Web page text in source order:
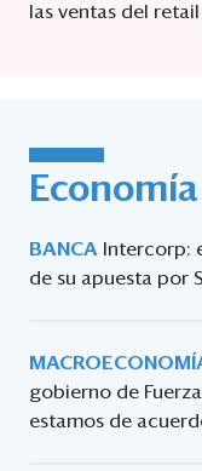
las ventas del
BANCA
Intercorp:
de su apuesta por
gobierno de
estamos de